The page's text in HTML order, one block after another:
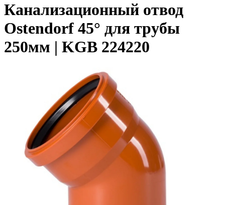
Канализационный отвод
Ostendorf 45° для трубы
250мм | KGB 224220